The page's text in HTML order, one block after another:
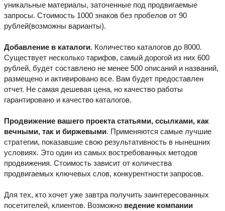
уникальные материалы, заточенные под продвигаемые
запросы. Стоимость 1000 знаков без пробелов от 90
рублей(возможны варианты).
Добавление в каталоги. Количество каталогов до 8000.
Существует несколько тарифов, самый дорогой из них 600
рублей, будет составлено не менее 500 описаний и названий,
размещено и активировано все. Вам будет предоставлен
отчет. Не самая дешевая цена, но качество работы
гарантировано и качество каталогов.
Продвижение вашего проекта статьями, ссылками, как
вечными, так и биржевыми. Применяются самые лучшие
стратегии, показавшие свою результативность в нынешних
условиях. Это один из самых востребованных методов
продвижения. Стоимость зависит от количества
продвигаемых ключевых слов, конкурентности запросов.
Для тех, кто хочет уже завтра получить заинтересованных
посетителей, клиентов. Возможно ведение компании